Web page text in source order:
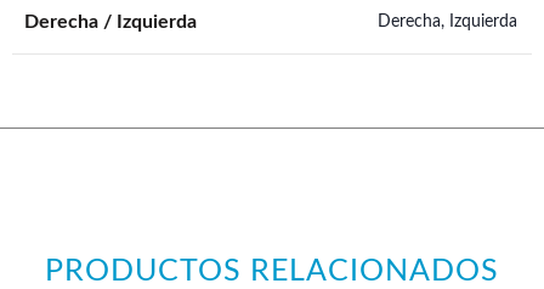
Derecha / Izquierda Derecha, Izquierda
PRODUCTOS RELACIONADOS